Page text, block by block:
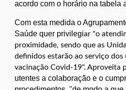
acordo com o horário na tabela
Com esta medida o
Saúde quer privilegiar "o
proximidade, sendo que as
definidos estarão ao serviço dos
vacinação Covid-19". Aproveita
utentes a colaboração e o